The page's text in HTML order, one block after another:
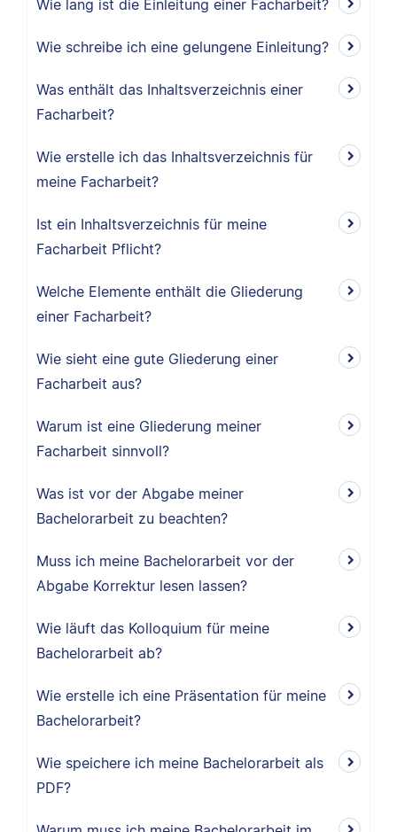
Wie lang ist die Einleitung einer Facharbeit?
Wie schreibe ich eine gelungene Einleitung?
Was enthält das Inhaltsverzeichnis einer
Facharbeit?
Wie erstelle ich das Inhaltsverzeichnis für
meine Facharbeit?
Ist ein Inhaltsverzeichnis für meine
Facharbeit Pflicht?
Welche Elemente enthält die Gliederung
einer Facharbeit?
Wie sieht eine gute Gliederung einer
Facharbeit aus?
Warum ist eine Gliederung meiner
Facharbeit sinnvoll?
Was ist vor der Abgabe meiner
Bachelorarbeit zu beachten?
Muss ich meine Bachelorarbeit vor der
Abgabe Korrektur lesen lassen?
Wie läuft das Kolloquium für meine
Bachelorarbeit ab?
Wie erstelle ich eine Präsentation für meine
Bachelorarbeit?
Wie speichere ich meine Bachelorarbeit als
PDF?